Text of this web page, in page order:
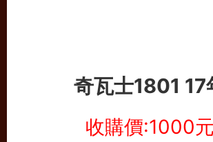
奇瓦士1801 17
收購價:1000元